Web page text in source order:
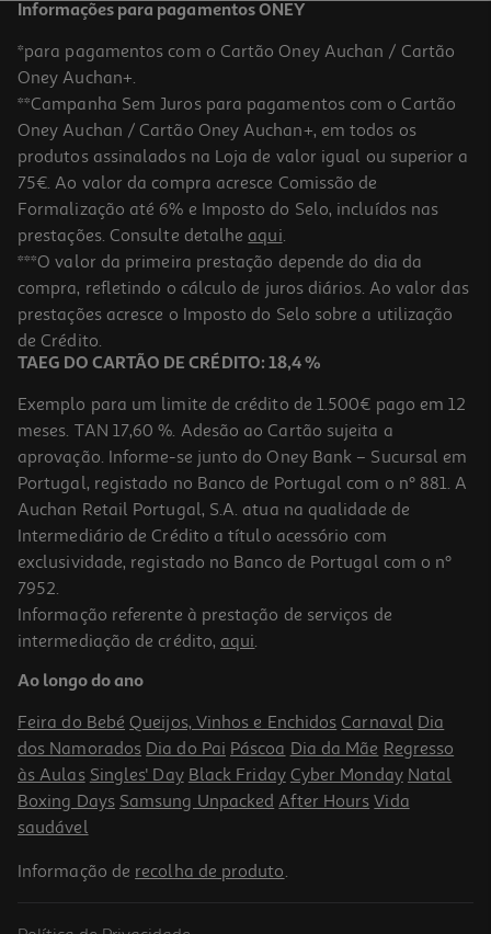
Hub Hama 00200119 4 Portas
12.39 €/un
12,39 €
Hub Hama 00200121 Usb2.0 Preto 4 Portas
8.99 €/un
8,99 €
Informações para pagamentos ONEY
*para pagamentos com o Cartão Oney Auchan / Cartão
Oney Auchan+.
**Campanha Sem Juros para pagamentos com o Cartão
Oney Auchan / Cartão Oney Auchan+, em todos os
produtos assinalados na Loja de valor igual ou superior a
75€. Ao valor da compra acresce Comissão de
Formalização até 6% e Imposto do Selo, incluídos nas
prestações. Consulte detalhe aqui.
***O valor da primeira prestação depende do dia da
compra, refletindo o cálculo de juros diários. Ao valor das
prestações acresce o Imposto do Selo sobre a utilização
de Crédito.
TAEG DO CARTÃO DE CRÉDITO: 18,4 %
Exemplo para um limite de crédito de 1.500€ pago em 12
meses. TAN 17,60 %. Adesão ao Cartão sujeita a
aprovação. Informe-se junto do Oney Bank – Sucursal em
Portugal, registado no Banco de Portugal com o nº 881. A
Auchan Retail Portugal, S.A. atua na qualidade de
Intermediário de Crédito a título acessório com
exclusividade, registado no Banco de Portugal com o nº
7952.
Informação referente à prestação de serviços de
intermediação de crédito, aqui.
Ao longo do ano
Feira do Bebé Queijos, Vinhos e Enchidos Carnaval Dia
dos Namorados Dia do Pai Páscoa Dia da Mãe Regresso
às Aulas Singles' Day Black Friday Cyber Monday Natal
Boxing Days Samsung Unpacked After Hours Vida
saudável
Informação de recolha de produto.